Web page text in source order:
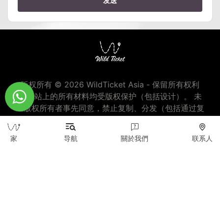
版权所有 © 2026 WildTicket Asia - 保留所有权利
本网站上的所有材料均受版权保护（包括设计）。 未
经版权所有者事先同意，禁止复制、分发（包括通过复
用信息和对象。
wildticketa@gmail.com
+7 (747) 720-2557
家 导航 關於我們 联系人